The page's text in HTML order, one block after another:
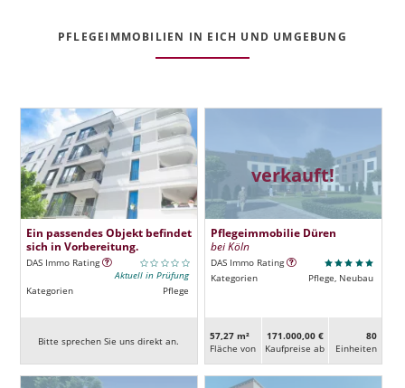
PFLEGEIMMOBILIEN IN EICH UND UMGEBUNG
Ein passendes Objekt befindet
sich in Vorbereitung.
DAS Immo Rating
Aktuell in Prüfung
Kategorien
Pflege
Bitte sprechen Sie uns direkt an.
verkauft!
Pflegeimmobilie Düren
bei Köln
DAS Immo Rating
Kategorien
Pflege, Neubau
57,27 m²
Fläche von
171.000,00 €
Kaufpreise ab
80
Ein­heiten